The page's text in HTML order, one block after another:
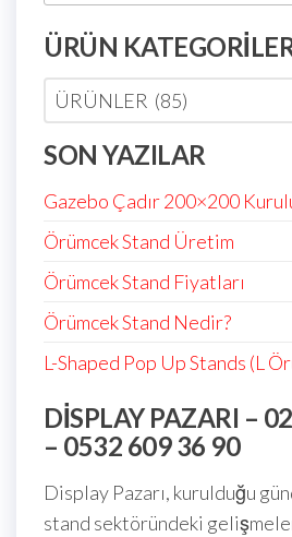
ÜRÜN
ÜRÜNLER (85)
SON YAZILAR
Gazebo Çadır 200×200
Örümcek Stand Üretim
Örümcek Stand Fiyatları
Örümcek Stand Nedir?
L-Shaped Pop Up Stands (L
DISPLAY PAZARI –
– 0532 609 36 90
Display Pazarı, kurulduğu
stand sektöründeki